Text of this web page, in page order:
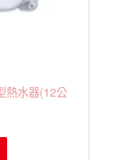
熱水器(12公